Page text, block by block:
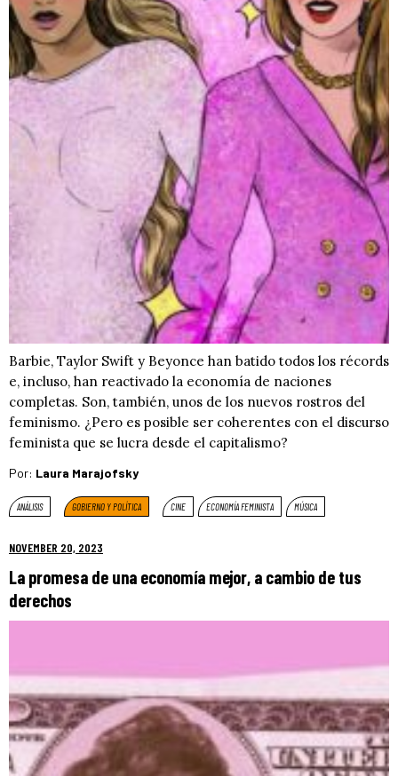
Barbie, Taylor Swift y Beyonce han batido todos los récords
e, incluso, han reactivado la economía de naciones
completas. Son, también, unos de los nuevos rostros del
feminismo. ¿Pero es posible ser coherentes con el discurso
feminista que se lucra desde el capitalismo?
Por: Laura Marajofsky
ANÁLISIS GOBIERNO Y POLÍTICA CINE ECONOMÍA FEMINISTA MÚSICA
NOVEMBER 20, 2023
La promesa de una economía mejor, a cambio de tus
derechos